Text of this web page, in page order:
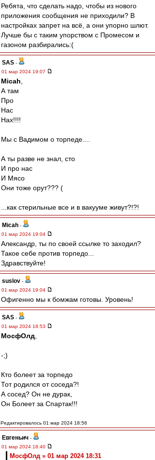
Ребята, что сделать надо, чтобы из нового
приложения сообщения не приходили? В
настройках запрет на всё, а они упорно шлют.
Лучше бы с таким упорством с Промесом и
газоном разбирались:(
SAS -
01 мар 2024 19:07
Micah
А там
Про
Нас
Нах!!!!
Мы с Вадимом о торпеде....
А ты разве не знал, сто
И про нас
И Мясо
Они тоже орут??? (
...как стерильные все и в вакууме живут?!?!
Micah -
01 мар 2024 19:04
Александр, ты по своей ссылке то заходил?
Такое себе против торпедо...
Здравствуйте!
suslov -
01 мар 2024 19:04
Офигенно мы к бомжам готовы. Уровень!
SAS -
01 мар 2024 18:53
МосфОлд
-;)
Кто болеет за торпедо
Тот родился от соседа?!
А сосед? Он не дурак,
Он Болеет за Спартак!!!
Редактировалось 01 мар 2024 18:56
Евгеньич -
01 мар 2024 18:40
МосфОлд » 01 мар 2024 18:31